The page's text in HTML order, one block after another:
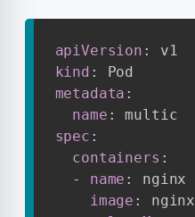
apiVersion :
kind :
metadata :
name :
spec :
containers :
-
name :
nginx
image :
nginx